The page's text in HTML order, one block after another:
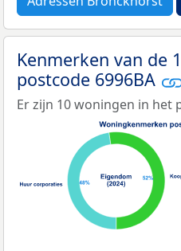
Kenmerken van de
postcode 6996BA
Er zijn 10 woningen in het